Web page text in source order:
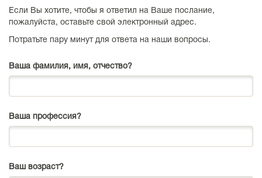
Если Вы хотите, чтобы я ответил на Ваше послание,
пожалуйста, оставьте свой электронный адрес.
Потратьте пару минут для ответа на наши вопросы.
Ваша фамилия, имя, отчество?
Ваша профессия?
Ваш возраст?